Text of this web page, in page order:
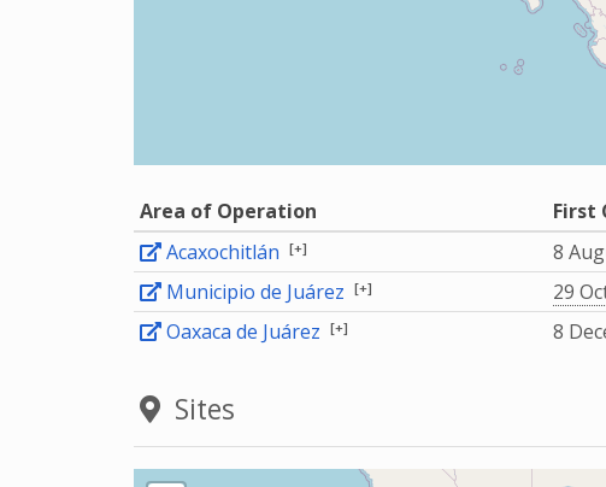
Area of Operation First
Acaxochitlán [+] 8
Municipio de Juárez [+] 29
Oaxaca de Juárez [+] 8
Sites